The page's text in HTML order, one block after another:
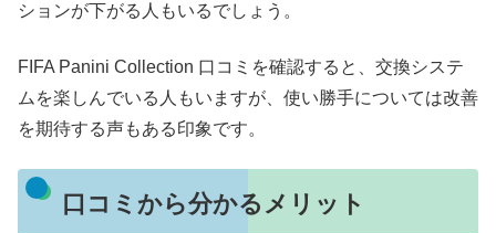
ションが下がる人もいるでしょう。
FIFA Panini Collection 口コミを確認すると、交換システ
ムを楽しんでいる人もいますが、使い勝手については改善
を期待する声もある印象です。
口コミから分かるメリット